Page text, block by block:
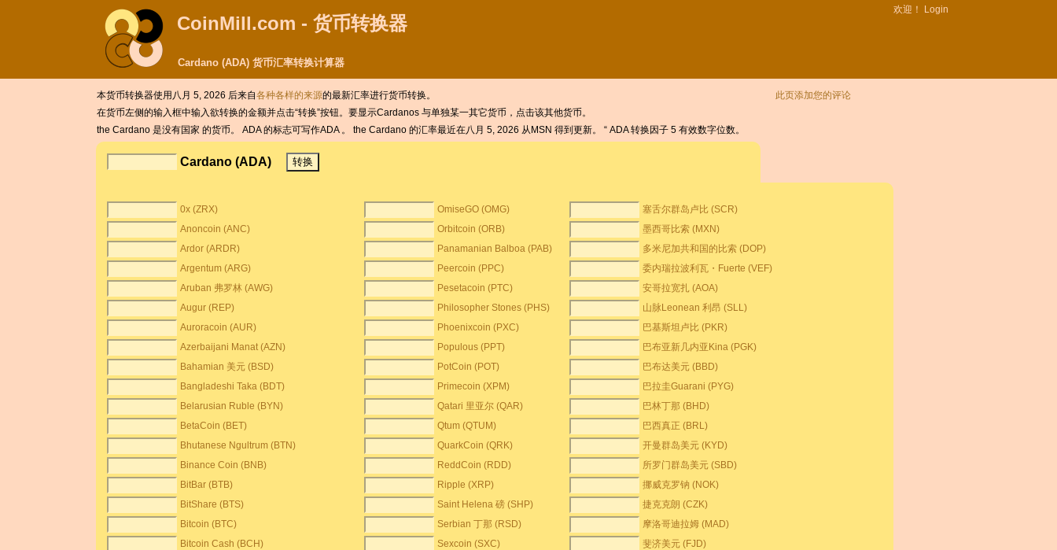
CoinMill.com - 货币转换器
欢迎！ Login
Cardano (ADA) 货币汇率转换计算器
本货币转换器使用八月 5, 2026 后来自各种各样的来源的最新汇率进行货币转换。
在货币左侧的输入框中输入欲转换的金额并点击“转换”按钮。要显示Cardanos 与单独某一其它货币，点击该其他货币。
the Cardano 是没有国家 的货币。 ADA 的标志可写作ADA 。 the Cardano 的汇率最近在八月 5, 2026 从MSN 得到更新。 “ ADA 转换因子 5 有效数字位数。
此页添加您的评论
Cardano (ADA)
0x (ZRX) OmiseGO (OMG)
塞舌尔群岛卢比 (SCR)
Anoncoin (ANC)
Orbitcoin (ORB)
墨西哥比索 (MXN)
Ardor (ARDR)
Panamanian Balboa (PAB)
多米尼加共和国的比索 (DOP)
Argentum (ARG)
Peercoin (PPC)
委内瑞拉波利瓦・Fuerte (VEF)
Aruban 弗罗林 (AWG)
Pesetacoin (PTC)
安哥拉宽扎 (AOA)
Augur (REP)
Philosopher Stones (PHS)
山脉Leonean 利昂 (SLL)
Auroracoin (AUR)
Phoenixcoin (PXC)
巴基斯坦卢比 (PKR)
Azerbaijani Manat (AZN)
Populous (PPT)
巴布亚新几内亚Kina (PGK)
Bahamian 美元 (BSD)
PotCoin (POT)
巴布达美元 (BBD)
Bangladeshi Taka (BDT)
Primecoin (XPM)
巴拉圭Guarani (PYG)
Belarusian Ruble (BYN)
Qatari 里亚尔 (QAR)
巴林丁那 (BHD)
BetaCoin (BET)
Qtum (QTUM)
巴西真正 (BRL)
Bhutanese Ngultrum (BTN)
QuarkCoin (QRK)
开曼群岛美元 (KYD)
Binance Coin (BNB)
ReddCoin (RDD)
所罗门群岛美元 (SBD)
BitBar (BTB)
Ripple (XRP)
挪威克罗钠 (NOK)
BitShare (BTS)
Saint Helena 磅 (SHP)
捷克克朗 (CZK)
Bitcoin (BTC)
Serbian 丁那 (RSD)
摩洛哥迪拉姆 (MAD)
Bitcoin Cash (BCH)
Sexcoin (SXC)
斐济美元 (FJD)